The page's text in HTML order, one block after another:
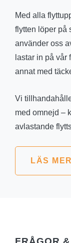
Med alla
flytten löper på
använder oss
lastar in på vår
annat med
Vi
med omnejd –
avlastande
LÄS